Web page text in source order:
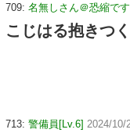
709: 名無しさん＠恐縮です
こじはる抱きつ
713: 警備員[Lv.6] 2024/10/